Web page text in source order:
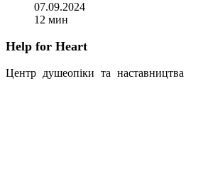
07.09.2024
12 мин
Help for Heart
Центр душеопіки та наставництва